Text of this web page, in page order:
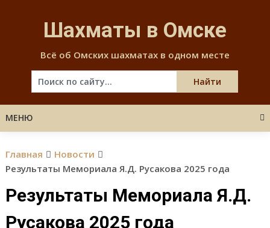
content
Шахматы в Омске
Всё об Омских шахматах в одном месте
МЕНЮ
Главная
Новости
Результаты Мемориала Я.Д. Русакова 2025 года
Результаты Мемориала Я.Д.
Русакова 2025 года